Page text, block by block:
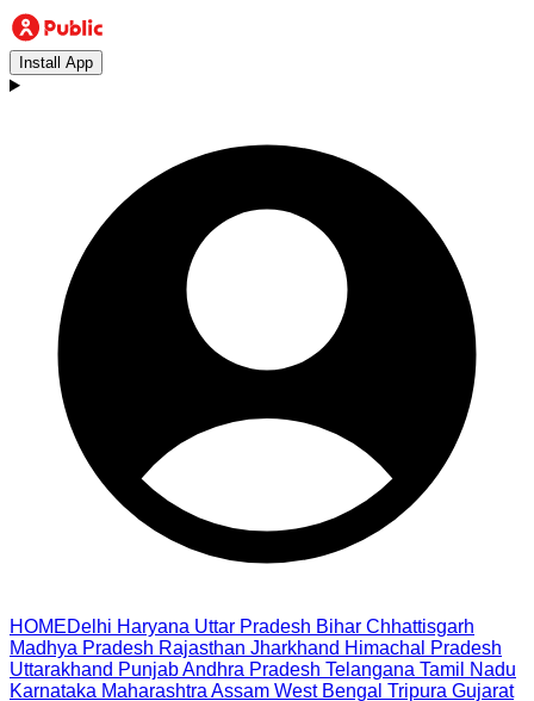
Install App
HOMEDelhi Haryana Uttar Pradesh Bihar Chhattisgarh
Madhya Pradesh Rajasthan Jharkhand Himachal Pradesh
Uttarakhand PunjabAndhra Pradesh Telangana Tamil Nadu
Karnataka Maharashtra Assam West Bengal Tripura Gujarat